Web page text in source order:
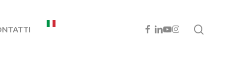
FACEBOOK
LINKEDIN
YOUTUBE
INSTAGRAM